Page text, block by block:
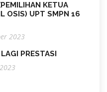
KETUA
OSIS) UPT SMPN 16
2023
PRESTASI